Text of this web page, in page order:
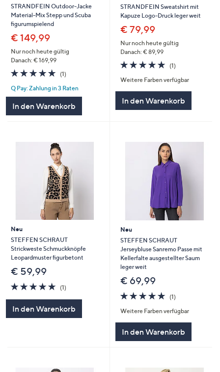
STRANDFEIN Outdoor-Jacke
Material-Mix Stepp und Scuba
figurumspielend
€ 149,99
Nur noch heute gültig
Danach: € 169,99
5.0
von
5
(1)1
Q Pay: Zahlung in 3 Raten
In den Warenkorb
STRANDFEIN Sweatshirt mit
Kapuze Logo-Druck leger weit
€ 79,99
Nur noch heute gültig
Danach: € 89,99
5.0
von
5
(1)1
Weitere Farben verfügbar
In den Warenkorb
Neu
STEFFEN SCHRAUT
Strickweste Schmuckknöpfe
Leopardmuster figurbetont
€ 59,99
5.0
von
(1)1
In den Warenkorb
Neu
STEFFEN SCHRAUT
Jerseybluse Sanremo Passe mit
Kellerfalte ausgestellter Saum
leger weit
€ 69,99
5.0
von
5
(1)1
Weitere Farben verfügbar
In den Warenkorb